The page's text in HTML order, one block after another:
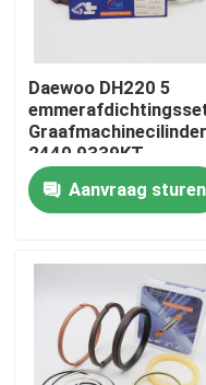
Huis
Producten
Video's
Fabrieksreis
Kwaliteitscontrole
Daewoo DH220 5
Graafmachinecilinder
2440 9339KT
Aanvraag sturen